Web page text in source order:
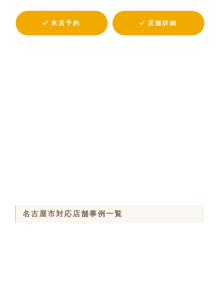
来店予約 店舗詳細
名古屋市対応店舗事例一覧